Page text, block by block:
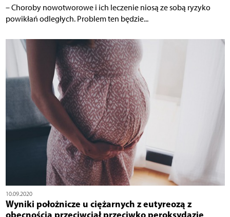
– Choroby nowotworowe i ich leczenie niosą ze sobą ryzyko
powikłań odległych. Problem ten będzie...
10.09.2020
Wyniki położnicze u ciężarnych z eutyreozą z
obecnością przeciwciał przeciwko peroksydazie